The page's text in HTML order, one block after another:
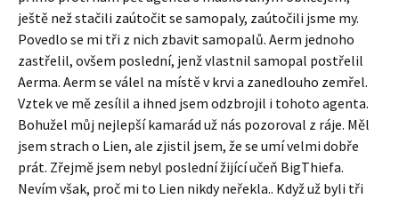
ještě než stačili zaútočit se samopaly, zaútočili jsme my.
Povedlo se mi tři z nich zbavit samopalů. Aerm jednoho
zastřelil, ovšem poslední, jenž vlastnil samopal postřelil
Aerma. Aerm se válel na místě v krvi a zanedlouho zemřel.
Vztek ve mě zesílil a ihned jsem odzbrojil i tohoto agenta.
Bohužel můj nejlepší kamarád už nás pozoroval z ráje. Měl
jsem strach o Lien, ale zjistil jsem, že se umí velmi dobře
prát. Zřejmě jsem nebyl poslední žijící učeň BigThiefa.
Nevím však, proč mi to Lien nikdy neřekla.. Když už byli tři